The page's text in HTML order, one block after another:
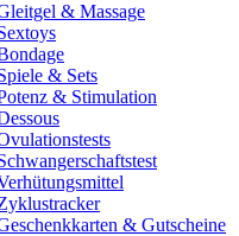
& Massage
& Sets
& Stimulation
& Gutscheine